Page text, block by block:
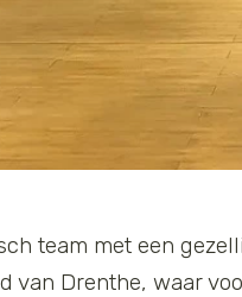
team met een
van Drenthe, waar